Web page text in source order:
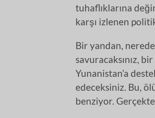
tuhaflıklarına
karşı izlenen
Bir yandan,
savuracaksınız,
Yunanistan’a
edeceksiniz. Bu,
benziyor.